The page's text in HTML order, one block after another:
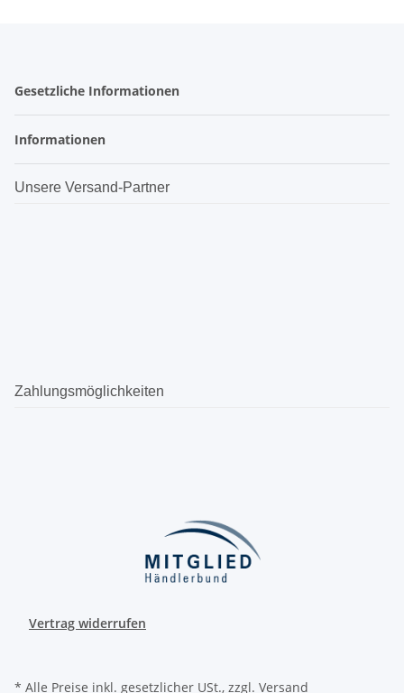
Gesetzliche Informationen
Informationen
Unsere Versand-Partner
Zahlungsmöglichkeiten
Vertrag widerrufen
* Alle Preise inkl. gesetzlicher USt., zzgl. Versand